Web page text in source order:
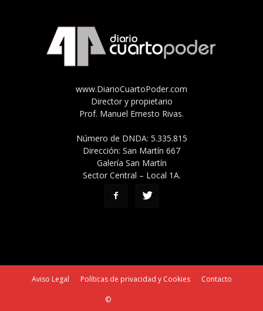
www.DiarioCuartoPoder.com
Director y propietario
Prof. Manuel Ernesto Rivas.
Número de DNDA: 5.335.815
Dirección: San Martín 667
Galería San Martín
Sector Central – Local 1A.
Aviso Legal Políticas de privacidad y Cookies Contacto
©